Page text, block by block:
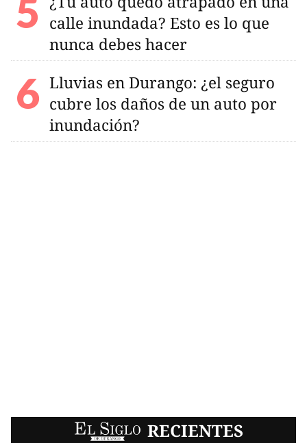
calle inundada? Esto es lo que
nunca debes hacer
Lluvias en Durango: ¿el seguro
cubre los daños de un auto por
inundación?
EL SIGLO RECIENTES